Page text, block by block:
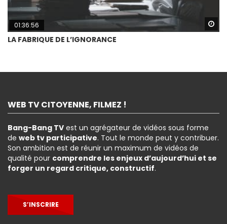
01:36:56
LA FABRIQUE DE L’IGNORANCE
WEB TV CITOYENNE, FILMEZ !
Bang-Bang TV est un agrégateur de vidéos sous forme
de web tv participative. Tout le monde peut y contribuer.
Son ambition est de réunir un maximum de vidéos de
qualité pour comprendre les enjeux d’aujourd’hui et se
forger un regard critique, constructif.
S’INSCRIRE